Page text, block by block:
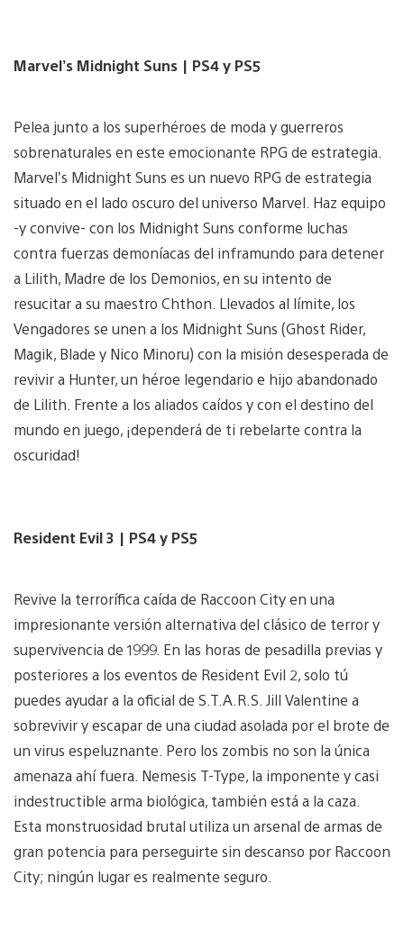
Marvel’s Midnight Suns | PS4 y PS5
Pelea junto a los superhéroes de moda y guerreros
sobrenaturales en este emocionante RPG de estrategia.
Marvel’s Midnight Suns es un nuevo RPG de estrategia
situado en el lado oscuro del universo Marvel. Haz equipo
-y convive- con los Midnight Suns conforme luchas
contra fuerzas demoníacas del inframundo para detener
a Lilith, Madre de los Demonios, en su intento de
resucitar a su maestro Chthon. Llevados al límite, los
Vengadores se unen a los Midnight Suns (Ghost Rider,
Magik, Blade y Nico Minoru) con la misión desesperada de
revivir a Hunter, un héroe legendario e hijo abandonado
de Lilith. Frente a los aliados caídos y con el destino del
mundo en juego, ¡dependerá de ti rebelarte contra la
oscuridad!
Resident Evil 3 | PS4 y PS5
Revive la terrorífica caída de Raccoon City en una
impresionante versión alternativa del clásico de terror y
supervivencia de 1999. En las horas de pesadilla previas y
posteriores a los eventos de Resident Evil 2, solo tú
puedes ayudar a la oficial de S.T.A.R.S. Jill Valentine a
sobrevivir y escapar de una ciudad asolada por el brote de
un virus espeluznante. Pero los zombis no son la única
amenaza ahí fuera. Nemesis T-Type, la imponente y casi
indestructible arma biológica, también está a la caza.
Esta monstruosidad brutal utiliza un arsenal de armas de
gran potencia para perseguirte sin descanso por Raccoon
City; ningún lugar es realmente seguro.